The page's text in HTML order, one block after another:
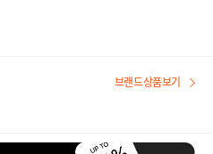
브랜드상품보기